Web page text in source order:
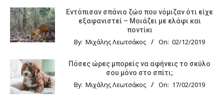
Εντόπισαν σπάνιο ζώο που νόμιζαν ότι είχε
εξαφανιστεί – Μοιάζει με ελάφι και
ποντίκι
By: Μιχάλης Λεωτσάκος On: 02/12/2019
Πόσες ώρες μπορείς να αφήνεις το σκύλο
σου μόνο στο σπίτι;
By: Μιχάλης Λεωτσάκος On: 17/02/2019